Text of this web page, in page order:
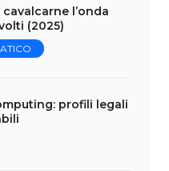
l’onda
(2025)
profili legali